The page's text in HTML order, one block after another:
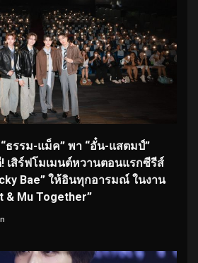
ธรรม-แม็ค” พา “อั๋น-แสตมป์”
เสิร์ฟโมเมนต์หวานตอนแรกซีรีส์
Bae” ให้อินทุกอารมณ์ ในงาน
& Mu Together”